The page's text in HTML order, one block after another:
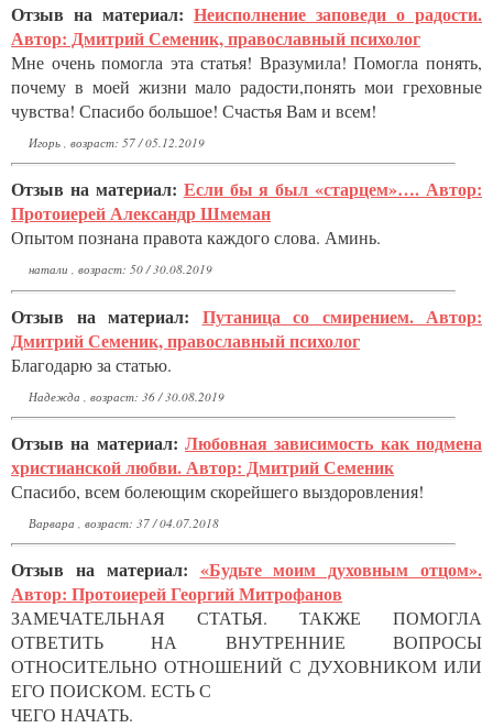
Отзыв на материал: Неисполнение заповеди о радости.
Автор: Дмитрий Семеник, православный психолог
Мне очень помогла эта статья! Вразумила! Помогла понять,
почему в моей жизни мало радости,понять мои греховные
чувства! Спасибо большое! Счастья Вам и всем!
Игорь , возраст: 57 / 05.12.2019
Отзыв на материал: Если бы я был «старцем»…. Автор:
Протоиерей Александр Шмеман
Опытом познана правота каждого слова. Аминь.
натали , возраст: 50 / 30.08.2019
Отзыв на материал: Путаница со смирением. Автор:
Дмитрий Семеник, православный психолог
Благодарю за статью.
Надежда , возраст: 36 / 30.08.2019
Отзыв на материал: Любовная зависимость как подмена
христианской любви. Автор: Дмитрий Семеник
Спасибо, всем болеющим скорейшего выздоровления!
Варвара , возраст: 37 / 04.07.2018
Отзыв на материал: «Будьте моим духовным отцом».
Автор: Протоиерей Георгий Митрофанов
ЗАМЕЧАТЕЛЬНАЯ СТАТЬЯ. ТАКЖЕ ПОМОГЛА
ОТВЕТИТЬ НА ВНУТРЕННИЕ ВОПРОСЫ
ОТНОСИТЕЛЬНО ОТНОШЕНИЙ С ДУХОВНИКОМ ИЛИ
ЕГО ПОИСКОМ. ЕСТЬ С
ЧЕГО НАЧАТЬ.